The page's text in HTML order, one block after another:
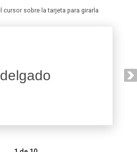
cursor sobre la tarjeta para girarla
delgado
enjuto